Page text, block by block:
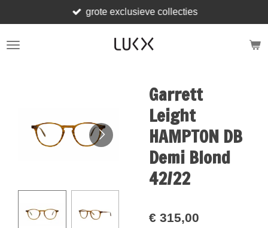
direct
naar
grote exclusieve collecties
Garrett
Leight
HAMPTON DB
Demi Blond
42/22
€ 315,00